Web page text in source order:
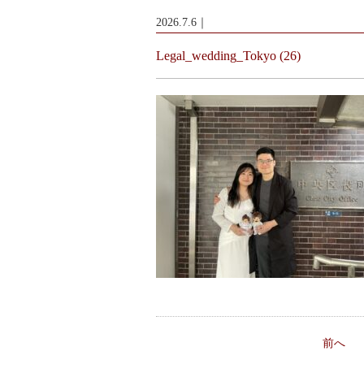
2026.7.6｜
Legal_wedding_Tokyo (26)
前へ